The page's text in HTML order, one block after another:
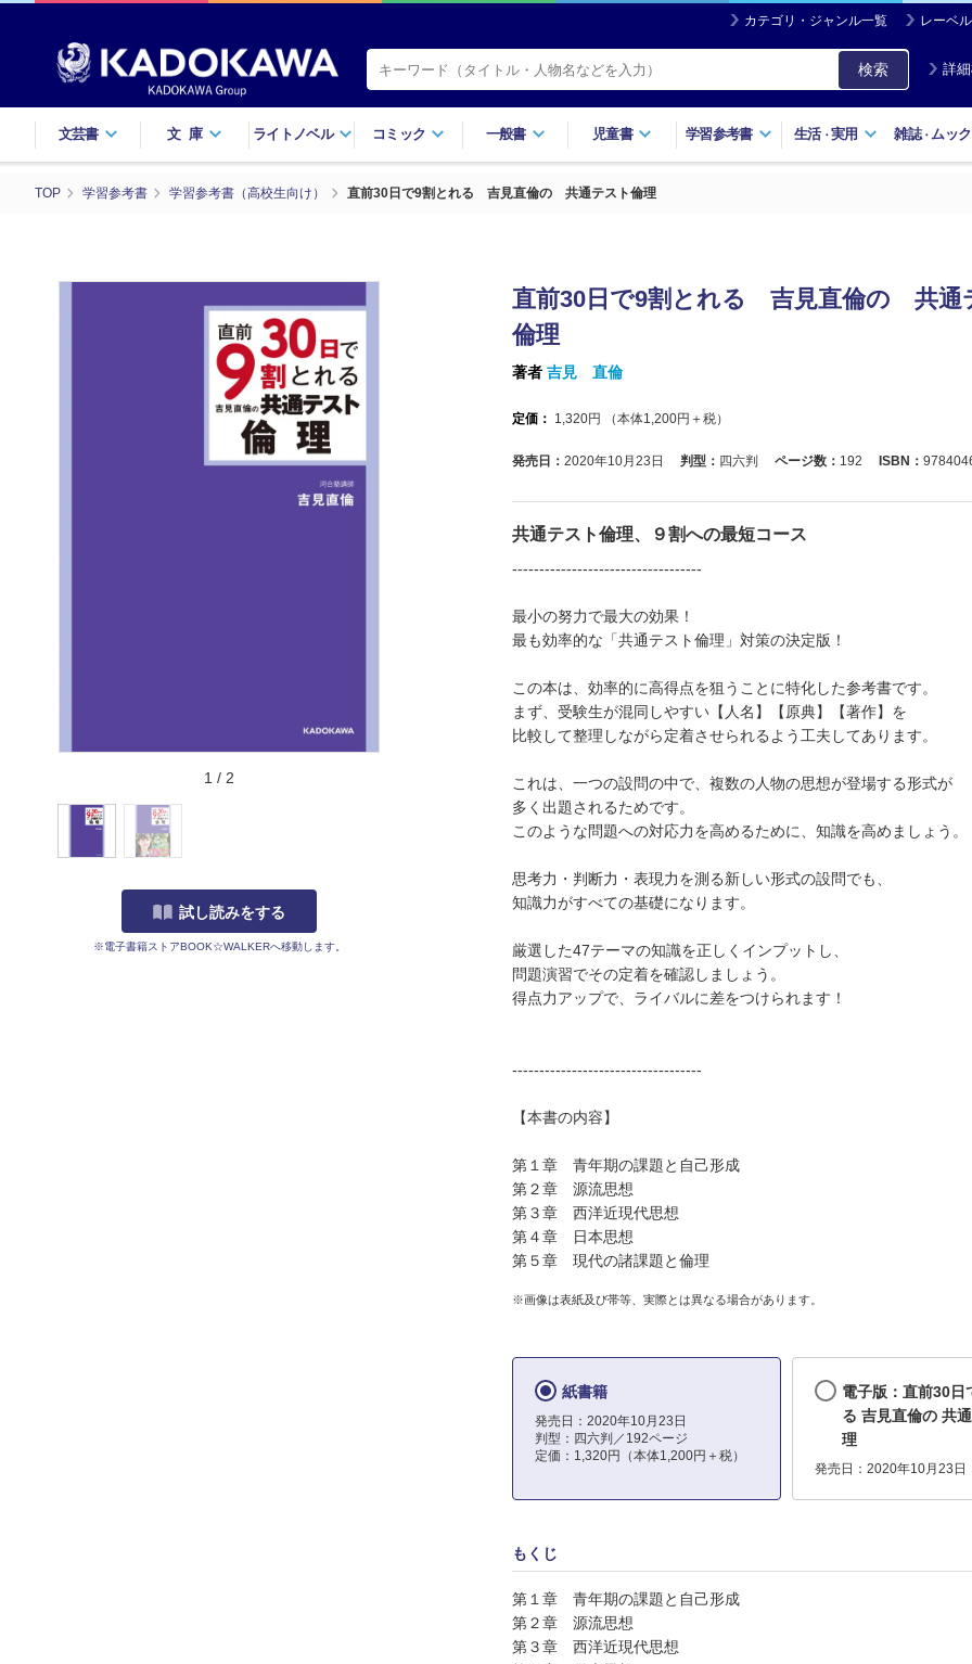
カテゴリ・ジャンル一覧 レーベ
検索 詳
文芸書 文庫 ライトノベル コミック 一般書 児童書 学習参考書 生活・実用 雑誌・ ムック
TOP 学習参考書 学習参考書（高校生向け） 直前30日で9割とれる 吉見直倫の 共通テスト倫理
1 / 2
試し読みをする
※電子書籍ストアBOOK☆WALKERへ移動します。
直前30日で9割とれる 吉見直倫の 共通
倫理
著者 吉見 直倫
定価： 1,320円 （本体1,200円＋税）
発売日： 2020年10月23日 判型： 四六判 ページ数： 192 ISBN：
共通テスト倫理、９割への最短コース
-----------------------------------
最小の努力で最大の効果！
最も効率的な「共通テスト倫理」対策の決定版！
この本は、効率的に高得点を狙うことに特化した参考書です。
まず、受験生が混同しやすい【人名】【原典】【著作】を
比較して整理しながら定着させられるよう工夫してあります。
これは、一つの設問の中で、複数の人物の思想が登場する形式が
多く出題されるためです。
このような問題への対応力を高めるために、知識を高めましょう。
思考力・判断力・表現力を測る新しい形式の設問でも、
知識力がすべての基礎になります。
厳選した47テーマの知識を正しくインプットし、
問題演習でその定着を確認しましょう。
得点力アップで、ライバルに差をつけられます！
-----------------------------------
【本書の内容】
第１章 青年期の課題と自己形成
第２章 源流思想
第３章 西洋近現代思想
第４章 日本思想
第５章 現代の諸課題と倫理
※画像は表紙及び帯等、実際とは異なる場合があります。
紙書籍
発売日：2020年10月23日
判型：四六判／192ページ
定価：1,320円（本体1,200円＋税）
電子版：直前30日
る 吉見直倫の 共
理
発売日：2020年10月23日
もくじ
第１章 青年期の課題と自己形成
第２章 源流思想
第３章 西洋近現代思想